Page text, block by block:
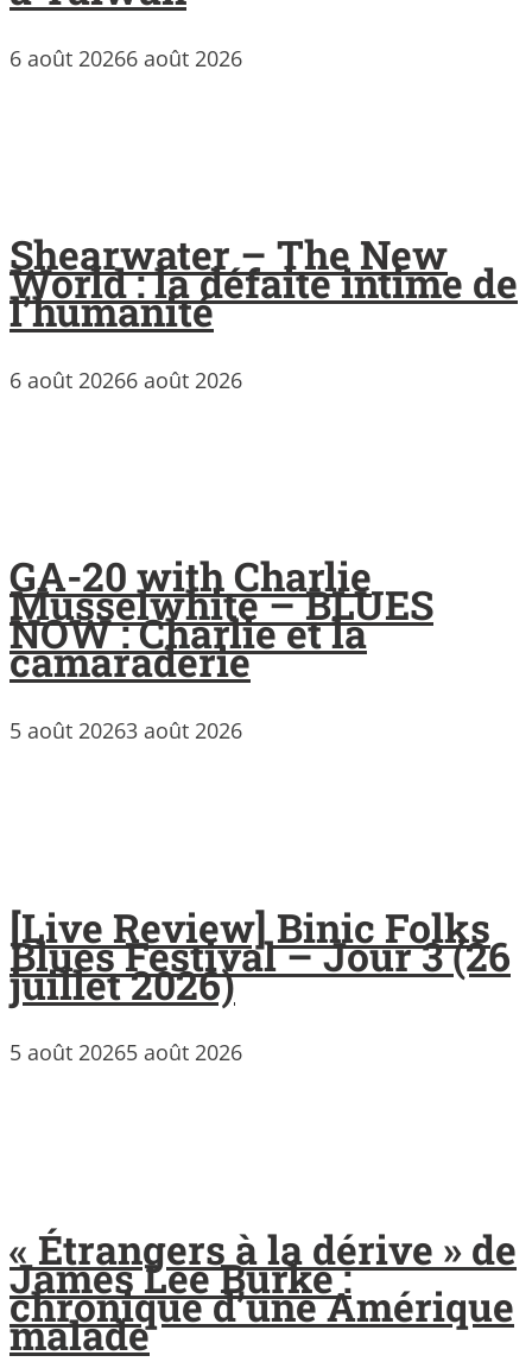
6 août 20266 août 2026
Shearwater – The New
World : la défaite intime de
l’humanité
6 août 20266 août 2026
GA-20 with Charlie
Musselwhite – BLUES
NOW : Charlie et la
camaraderie
5 août 20263 août 2026
[Live Review] Binic Folks
Blues Festival – Jour 3 (26
juillet 2026)
5 août 20265 août 2026
« Étrangers à la dérive » de
James Lee Burke :
chronique d’une Amérique
malade